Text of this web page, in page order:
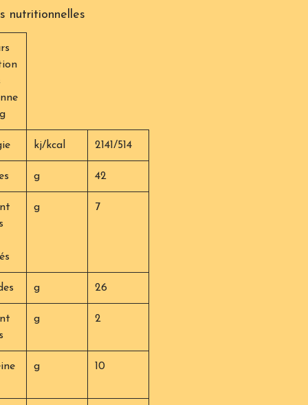
nutritionnelles
kj/kcal 2141/514
g 42
g 7
g 26
g 2
g 10